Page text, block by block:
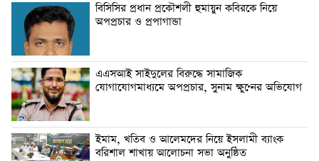
বিসিসির প্রধান প্রকৌশলী হুমায়ুন কবিরকে নিয়ে
অপপ্রচার ও প্রপাগান্ডা
এএসআই সাইদুলের বিরুদ্ধে সামাজিক
যোগাযোগমাধ্যমে অপপ্রচার, সুনাম ক্ষুণ্নের অভিযোগ
ইমাম, খতিব ও আলেমদের নিয়ে ইসলামী ব্যাংক
বরিশাল শাখায় আলোচনা সভা অনুষ্ঠিত